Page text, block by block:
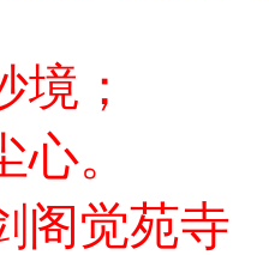
境；
。
阁觉苑寺